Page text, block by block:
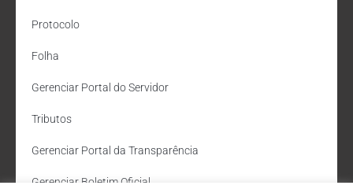
Protocolo
Folha
Gerenciar Portal do Servidor
Tributos
Gerenciar Portal da Transparência
Gerenciar Boletim Oficial